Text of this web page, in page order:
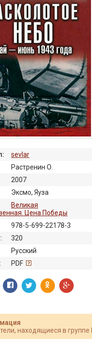
sevlar
Растренин О.
2007
Эксмо, Яуза
Великая
Цена Победы
978-5-699-22178-3
320
Русский
PDF
находящиеся в группе